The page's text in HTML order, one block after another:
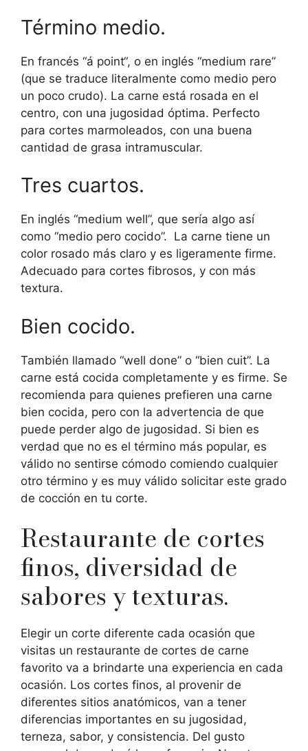
Término medio.
En francés “á point“, o en inglés “medium rare”
(que se traduce literalmente como medio pero
un poco crudo). La carne está rosada en el
centro, con una jugosidad óptima. Perfecto
para cortes marmoleados, con una buena
cantidad de grasa intramuscular.
Tres cuartos.
En inglés “medium well”, que sería algo así
como “medio pero cocido”. La carne tiene un
color rosado más claro y es ligeramente firme.
Adecuado para cortes fibrosos, y con más
textura.
Bien cocido.
También llamado “well done” o “bien cuit”. La
carne está cocida completamente y es firme. Se
recomienda para quienes prefieren una carne
bien cocida, pero con la advertencia de que
puede perder algo de jugosidad. Si bien es
verdad que no es el término más popular, es
válido no sentirse cómodo comiendo cualquier
otro término y es muy válido solicitar este grado
de cocción en tu corte.
Restaurante de cortes
finos, diversidad de
sabores y texturas.
Elegir un corte diferente cada ocasión que
visitas un restaurante de cortes de carne
favorito va a brindarte una experiencia en cada
ocasión. Los cortes finos, al provenir de
diferentes sitios anatómicos, van a tener
diferencias importantes en su jugosidad,
terneza, sabor, y consistencia. Del gusto